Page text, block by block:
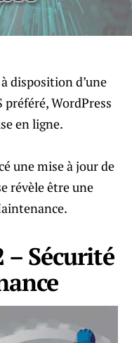
disposition d’une
WordPress
en ligne.
une mise à jour de
révèle être une
– Sécurité